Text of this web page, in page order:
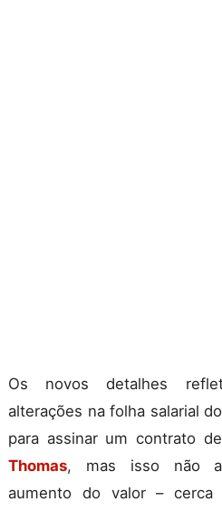
Os novos detalhes
alterações na folha salarial
para assinar um contrato
Thomas, mas isso não
aumento do valor –